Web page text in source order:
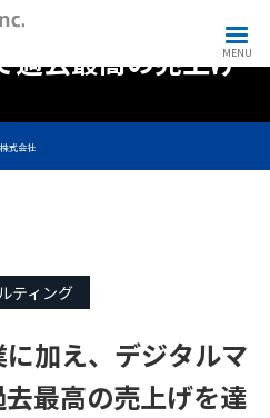
MENU
に加え、デジタル
過去最高の売上げ
式会社
ティング
加え、デジタルマ
最高の売上げを達